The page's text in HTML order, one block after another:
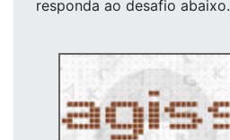
responda ao desafio abaixo.